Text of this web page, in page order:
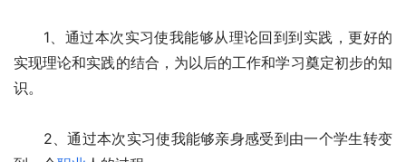
1、通过本次实习使我能够从理论回到到实践，更好的
实现理论和实践的结合，为以后的工作和学习奠定初步的知
识。
2、通过本次实习使我能够亲身感受到由一个学生转变